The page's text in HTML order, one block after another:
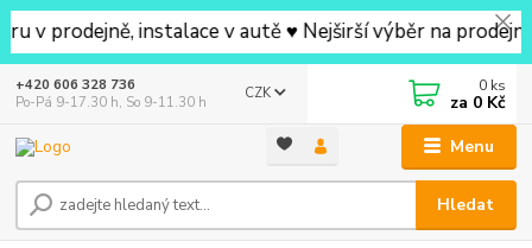
instalace v autě ♥ Nejširší výběr na prodejně
Menu
CZK
Hledat
+420 606 328 736
Po-Pá 9-17.30 h, So 9-11.30 h
0 ks
za 0 Kč